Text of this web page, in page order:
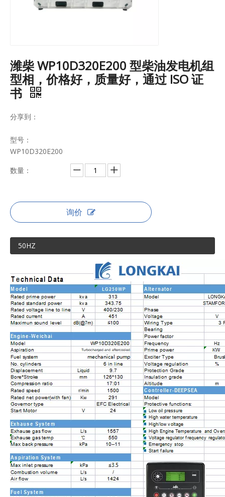
潍柴 WP10D320E200 型柴油发电机组
型相，价格好，质量好，通过 ISO 证
书
分享到：
型号：
WP10D320E200
数量：
询价
50HZ